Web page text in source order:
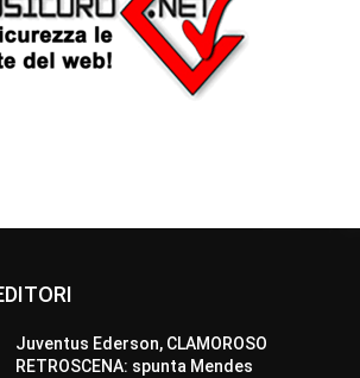
Juventus Ederson, CLAMOROSO
RETROSCENA: spunta Mendes